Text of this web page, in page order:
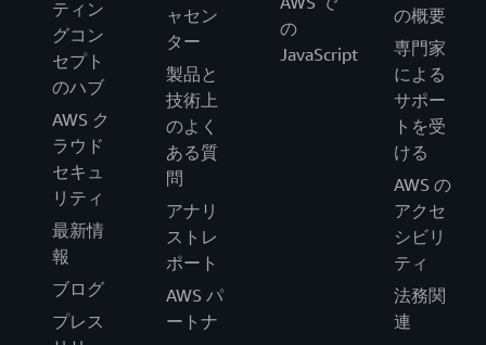
ティン
グコン
セプト
のハブ
AWS ク
ラウド
セキュ
リティ
最新情
報
ブログ
プレス
ャセン
ター
製品と
技術上
のよく
ある質
問
アナリ
ストレ
ポート
AWS パ
ートナ
の
JavaScript
の概要
専門家
による
サポー
トを受
ける
AWS の
アクセ
シビリ
ティ
法務関
連